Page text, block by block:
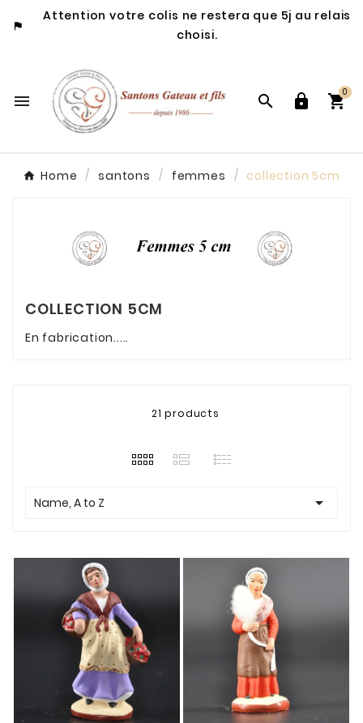

Attention votre colis ne restera que 5j au relais
choisi.
   
0
Home santons femmes collection 5cm
COLLECTION 5CM
En fabrication.....
21 products
Name, A to Z 